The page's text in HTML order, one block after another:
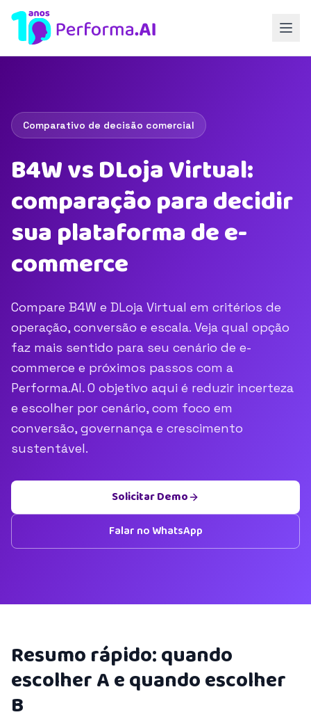
Comparativo de decisão comercial
B4W vs DLoja Virtual:
comparação para decidir
sua plataforma de e-
commerce
Compare B4W e DLoja Virtual em critérios de
operação, conversão e escala. Veja qual opção
faz mais sentido para seu cenário de e-
commerce e próximos passos com a
Performa.AI. O objetivo aqui é reduzir incerteza
e escolher por cenário, com foco em
conversão, governança e crescimento
sustentável.
Solicitar Demo
Falar no WhatsApp
Resumo rápido: quando
escolher A e quando escolher
B